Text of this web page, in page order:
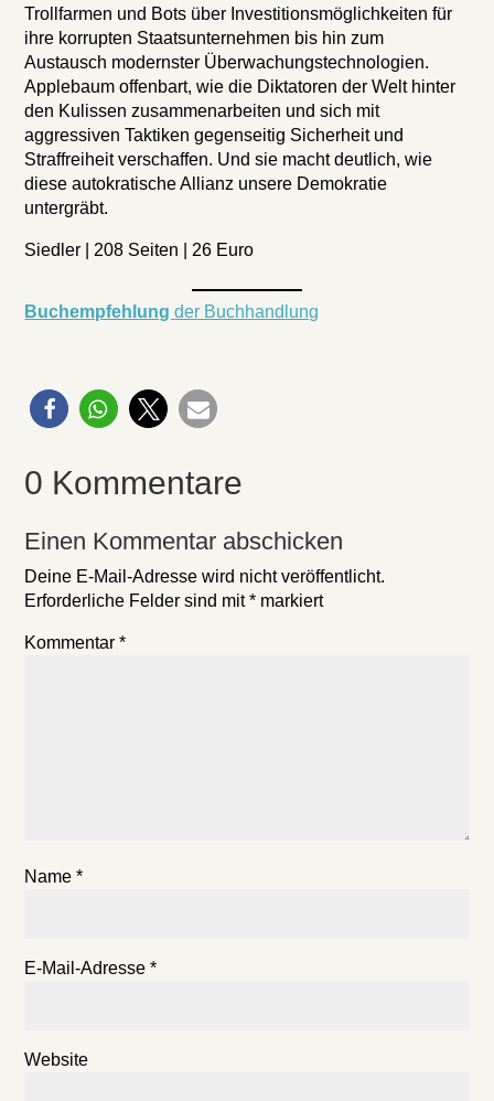
Trollfarmen und Bots über Investitionsmöglichkeiten für
ihre korrupten Staatsunternehmen bis hin zum
Austausch modernster Überwachungstechnologien.
Applebaum offenbart, wie die Diktatoren der Welt hinter
den Kulissen zusammenarbeiten und sich mit
aggressiven Taktiken gegenseitig Sicherheit und
Straffreiheit verschaffen. Und sie macht deutlich, wie
diese autokratische Allianz unsere Demokratie
untergräbt.
Siedler | 208 Seiten | 26 Euro
Buchempfehlungder Buchhandlung
0 Kommentare
Einen Kommentar abschicken
Deine E-Mail-Adresse wird nicht veröffentlicht.
Erforderliche Felder sind mit* markiert
Kommentar*
Name*
E-Mail-Adresse*
Website